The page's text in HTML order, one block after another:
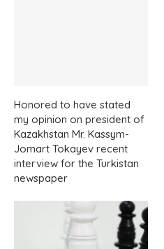
Honored to have stated
my opinion on president of
Kazakhstan Mr. Kassym-
Jomart Tokayev recent
interview for the Turkistan
newspaper